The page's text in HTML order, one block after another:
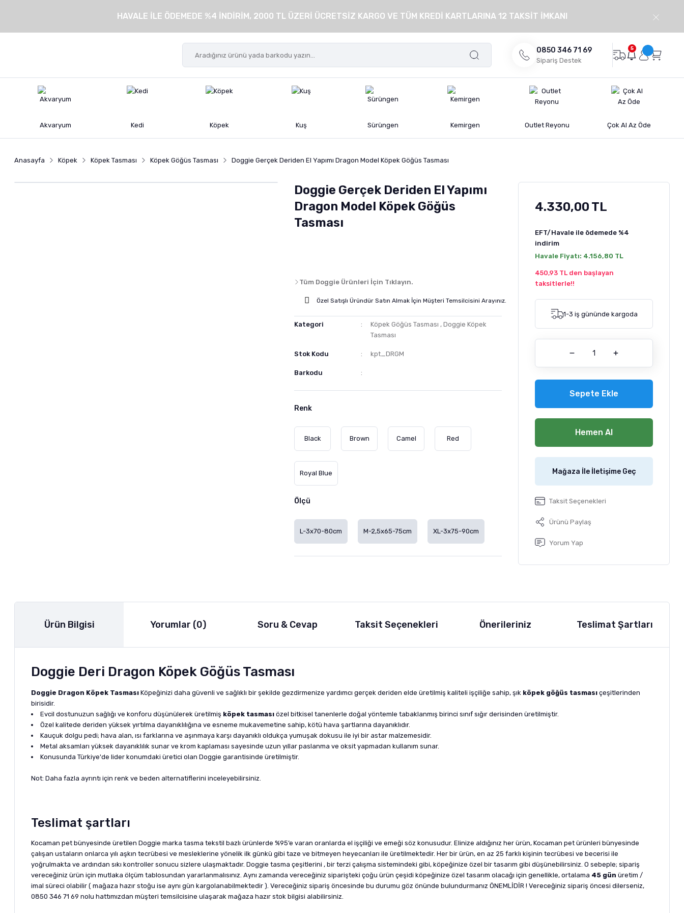
HAVALE İLE ÖDEMEDE %4 İNDİRİM, 2000 TL ÜZERİ ÜCRETSİZ KARGO VE TÜM KREDİ KARTLARINA 12 TAKSİT İMKANI
0850 346 71 69
Sipariş Destek
5
Akvaryum Kedi Köpek Kuş Sürüngen Kemirgen Outlet Reyonu Çok Al Az Öde
Anasayfa Köpek Köpek Tasması Köpek Göğüs Tasması Doggie Gerçek Deriden El Yapımı Dragon Model Köpek Göğüs Tasması
Doggie Gerçek Deriden El Yapımı
Dragon Model Köpek Göğüs
Tasması
Tüm Doggie Ürünleri İçin Tıklayın.
Özel Satışlı Üründür Satın Almak İçin Müşteri Temsilcisini Arayınız.
Kategori Köpek Göğüs Tasması , Doggie Köpek
Tasması
Stok Kodu kpt_DRGM
Barkodu
Renk
Black Brown Camel Red
Royal Blue
Ölçü
L-3x70-80cm M-2,5x65-75cm XL-3x75-90cm
4.330,00 TL
EFT/Havale ile ödemede %4
indirim
Havale Fiyatı: 4.156,80 TL
450,93 TL den başlayan
taksitlerle!!
1-3 iş gününde kargoda
Sepete Ekle
Hemen Al
Mağaza İle İletişime Geç
Taksit Seçenekleri
Ürünü Paylaş
Yorum Yap
Ürün Bilgisi Yorumlar (0) Soru & Cevap Taksit Seçenekleri Önerileriniz Teslimat Şartları
Doggie Deri Dragon Köpek Göğüs Tasması
Doggie Dragon Köpek Tasması Köpeğinizi daha güvenli ve sağlıklı bir şekilde gezdirmenize yardımcı gerçek deriden elde üretilmiş kaliteli işçiliğe sahip, şık köpek göğüs tasması çeşitlerinden
birisidir.
Evcil dostunuzun sağlığı ve konforu düşünülerek üretilmiş köpek tasması özel bitkisel tanenlerle doğal yöntemle tabaklanmış birinci sınıf sığır derisinden üretilmiştir.
Özel kalitede deriden yüksek yırtılma dayanıklılığına ve esneme mukavemetine sahip, kötü hava şartlarına dayanıklıdır.
Kauçuk dolgu pedi; hava alan, ısı farklarına ve aşınmaya karşı dayanıklı oldukça yumuşak dokusu ile iyi bir astar malzemesidir.
Metal aksamları yüksek dayanıklılık sunar ve krom kaplaması sayesinde uzun yıllar paslanma ve oksit yapmadan kullanım sunar.
Konusunda Türkiye'de lider konumdaki üretici olan Doggie garantisinde üretilmiştir.
Not: Daha fazla ayrıntı için renk ve beden alternatiflerini inceleyebilirsiniz.
Teslimat şartları
Kocaman pet bünyesinde üretilen Doggie marka tasma tekstil bazlı ürünlerde %95’e varan oranlarda el işçiliği ve emeği söz konusudur. Elinize aldığınız her ürün, Kocaman pet ürünleri bünyesinde
çalışan ustaların onlarca yılı aşkın tecrübesi ve mesleklerine yönelik ilk günkü gibi taze ve bitmeyen heyecanları ile üretilmektedir. Her bir ürün, en az 25 farklı kişinin tecrübesi ve becerisi ile
yoğrulmakta ve ardından sıkı kontroller sonucu sizlere ulaşmaktadır. Doggie tasma çeşitlerini , bir terzi çalışma sistemindeki gibi, köpeğinize özel bir tasarım gibi düşünebilirsiniz. O sebeple; sipariş
vereceğiniz ürün için mutlaka ölçüm tablosundan yararlanmalısınız. Aynı zamanda vereceğiniz siparişteki çoğu ürün çeşidi köpeğinize özel tasarım olacağı için genellikle, ortalama 45 gün üretim /
imal süreci olabilir ( mağaza hazır stoğu ise aynı gün kargolanabilmektedir ). Vereceğiniz sipariş öncesinde bu durumu göz önünde bulundurmanız ÖNEMLİDİR ! Vereceğiniz sipariş öncesi dilerseniz,
0850 346 71 69 nolu hattımızdan müşteri temsilcisine ulaşarak mağaza hazır stok bilgisi alabilirsiniz.